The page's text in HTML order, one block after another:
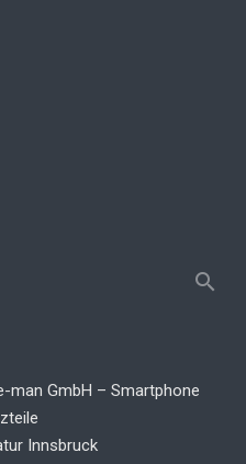
man GmbH – Smartphone
Innsbruck